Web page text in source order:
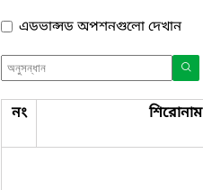
এডভান্সড অপশনগুলো দেখান
নং শিরোনাম